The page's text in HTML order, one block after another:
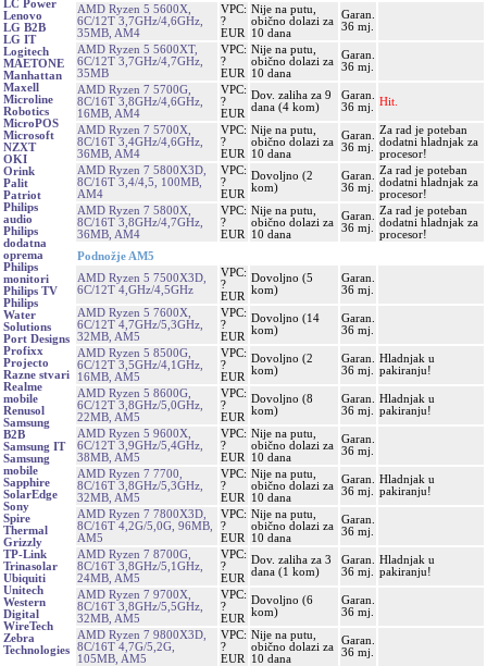
LC Power
Lenovo
LG B2B
LG IT
Logitech
MAETONE
Manhattan
Maxell
Microline
Robotics
MicroPOS
Microsoft
NZXT
OKI
Orink
Palit
Patriot
Philips
audio
Philips
dodatna
oprema
Philips
monitori
Philips TV
Philips
Water
Solutions
Port Designs
Profixx
Projecto
Razne stvari
Realme
mobile
Renusol
Samsung
B2B
Samsung IT
Samsung
mobile
Sapphire
SolarEdge
Sony
Spire
Thermal
Grizzly
TP-Link
Trinasolar
Ubiquiti
Unitech
Western
Digital
WireTech
Zebra
Technologies
AMD Ryzen 5 5600X,
6C/12T 3,7GHz/4,6GHz,
35MB, AM4
VPC:
?
EUR
Nije na putu,
obično dolazi za
10 dana
Garan.
36 mj.
AMD Ryzen 5 5600XT,
6C/12T 3,7GHz/4,7GHz,
35MB
VPC:
?
EUR
Nije na putu,
obično dolazi za
10 dana
Garan.
36 mj.
AMD Ryzen 7 5700G,
8C/16T 3,8GHz/4,6GHz,
16MB, AM4
VPC:
?
EUR
Dov. zaliha za 9
dana (4 kom)
Garan.
36 mj.
Hit.
AMD Ryzen 7 5700X,
8C/16T 3,4GHz/4,6GHz,
36MB, AM4
VPC:
?
EUR
Nije na putu,
obično dolazi za
10 dana
Garan.
36 mj.
Za rad je poteban
dodatni hladnjak za
procesor!
AMD Ryzen 7 5800X3D,
8C/16T 3,4/4,5, 100MB,
AM4
VPC:
?
EUR
Dovoljno (2
kom)
Garan.
36 mj.
Za rad je poteban
dodatni hladnjak za
procesor!
AMD Ryzen 7 5800X,
8C/16T 3,8GHz/4,7GHz,
36MB, AM4
VPC:
?
EUR
Nije na putu,
obično dolazi za
10 dana
Garan.
36 mj.
Za rad je poteban
dodatni hladnjak za
procesor!
Podnožje AM5
AMD Ryzen 5 7500X3D,
6C/12T 4,GHz/4,5GHz
VPC:
?
EUR
Dovoljno (5
kom)
Garan.
36 mj.
AMD Ryzen 5 7600X,
6C/12T 4,7GHz/5,3GHz,
32MB, AM5
VPC:
?
EUR
Dovoljno (14
kom)
Garan.
36 mj.
AMD Ryzen 5 8500G,
6C/12T 3,5GHz/4,1GHz,
16MB, AM5
VPC:
?
EUR
Dovoljno (2
kom)
Garan.
36 mj.
Hladnjak u
pakiranju!
AMD Ryzen 5 8600G,
6C/12T 3,8GHz/5,0GHz,
22MB, AM5
VPC:
?
EUR
Dovoljno (8
kom)
Garan.
36 mj.
Hladnjak u
pakiranju!
AMD Ryzen 5 9600X,
6C/12T 3,9GHz/5,4GHz,
38MB, AM5
VPC:
?
EUR
Nije na putu,
obično dolazi za
10 dana
Garan.
36 mj.
AMD Ryzen 7 7700,
8C/16T 3,8GHz/5,3GHz,
32MB, AM5
VPC:
?
EUR
Nije na putu,
obično dolazi za
10 dana
Garan.
36 mj.
Hladnjak u
pakiranju!
AMD Ryzen 7 7800X3D,
8C/16T 4,2G/5,0G, 96MB,
AM5
VPC:
?
EUR
Nije na putu,
obično dolazi za
10 dana
Garan.
36 mj.
AMD Ryzen 7 8700G,
8C/16T 3,8GHz/5,1GHz,
24MB, AM5
VPC:
?
EUR
Dov. zaliha za 3
dana (1 kom)
Garan.
36 mj.
Hladnjak u
pakiranju!
AMD Ryzen 7 9700X,
8C/16T 3,8GHz/5,5GHz,
32MB, AM5
VPC:
?
EUR
Dovoljno (6
kom)
Garan.
36 mj.
AMD Ryzen 7 9800X3D,
8C/16T 4,7G/5,2G,
105MB, AM5
VPC:
?
EUR
Nije na putu,
obično dolazi za
10 dana
Garan.
36 mj.